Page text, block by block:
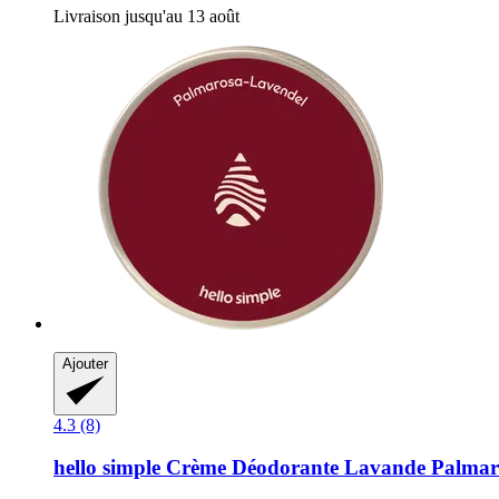
Livraison jusqu'au 13 août
Ajouter
4.3 (8)
hello simple Crème Déodorante Lavande